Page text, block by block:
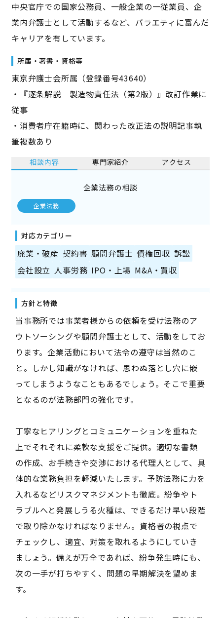
中央官庁での国家公務員、一般企業の一従業員、企
業内弁護士として活動するなど、バラエティに富んだ
キャリアを有しています。
所属・著書・資格等
東京弁護士会所属（登録番号43640）
・『逐条解説 製造物責任法（第2版）』改訂作業に
従事
・消費者庁在籍時に、関わった改正法の説明記事執
筆複数あり
相談内容 専門家紹介 アクセス
企業法務の相談
企業法務
対応カテゴリー
廃業・破産 契約書 顧問弁護士 債権回収 訴訟
会社設立 人事労務 IPO・上場 M&A・買収
方針と特徴
当事務所では事業者様からの依頼を受け法務のア
ウトソーシングや顧問弁護士として、活動をしてお
ります。企業活動において法令の遵守は当然のこ
と。しかし知識がなければ、思わぬ落とし穴に嵌
ってしまうようなこともあるでしょう。そこで重要
となるのが法務部門の強化です。
丁寧なヒアリングとコミュニケーションを重ねた
上でそれぞれに柔軟な支援をご提供。適切な書類
の作成、お手続きや交渉における代理人として、具
体的な業務負担を軽減いたします。予防法務に力を
入れるなどリスクマネジメントも徹底。紛争やト
ラブルへと発展しうる火種は、できるだけ早い段階
で取り除かなければなりません。資格者の視点で
チェックし、適宜、対策を取れるようにしていき
ましょう。備えが万全であれば、紛争発生時にも、
次の一手が打ちやすく、問題の早期解決を望めま
す。